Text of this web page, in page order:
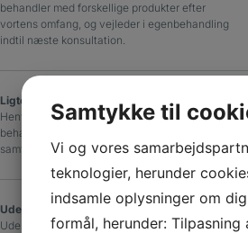
behandler med forskellige produkter efter
vortens omfang, og vejleder i egenbehandling
indtil næste konsultation.
Ligtornebehandling
Henvender sig til de patienter, der kun skal have
behandling for ligtorne. Beskæring af hård hud,
samt fjernelse af ligtornen.
Udeblivelse
Udebliver man fra sin behandling pålægges et
Samtykke til
Vi og vores
teknologier, herunder
indsamle oplysninger om
formål, herunder: Tilpasning